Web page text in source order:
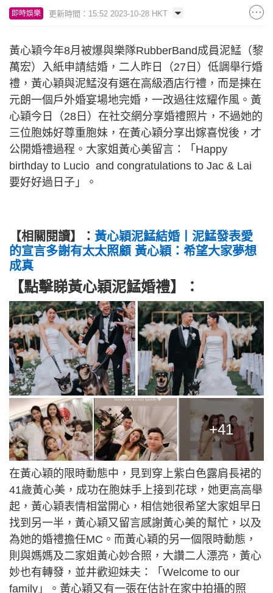
即時娛樂 更新時間：15:52 2023-10-28 HKT
黃心穎今年8月被爆與樂隊RubberBand成員泥鯭（黎
萬宏）入紙申請結婚，二人昨日（27日）低調舉行婚
禮，黃心穎與泥鯭沒有選在高級酒店行禮，而是揀在
元朗一個戶外婚宴場地完婚，一改過往炫耀作風。黃
心穎今日（28日）在社交網分享婚禮照片，不過她的
三位胞姊好尊重胞妹，在黃心穎分享出嫁喜悅後，才
公開婚禮過程。大家姐黃心美留言：「Happy
birthday to Lucio and congratulations to Jac & Lai
要好好過日子」。
【相關閱讀】： 黃心穎泥鯭結婚丨泥鯭發表愛
的宣言多謝有太太照顧 黃心穎：希望大家夢想
成真
【點擊睇黃心穎泥鯭婚禮】：
+41
在黃心穎的限時動態中，見到穿上紫白色露肩長裙的
41歲黃心美，成功在胞妹手上接到花球，她更高高舉
起，黃心穎表情相當開心，相信她很希望大家姐早日
找到另一半，黃心穎又留言感謝黃心美的幫忙，以及
為她的婚禮擔任MC。而黃心穎的另一個限時動態，
則與媽媽及二家姐黃心妙合照，大讚二人漂亮，黃心
妙也有轉發，並井歡迎妹夫：「Welcome to our
family」。黃心穎又有一張在估計在家中拍攝的照